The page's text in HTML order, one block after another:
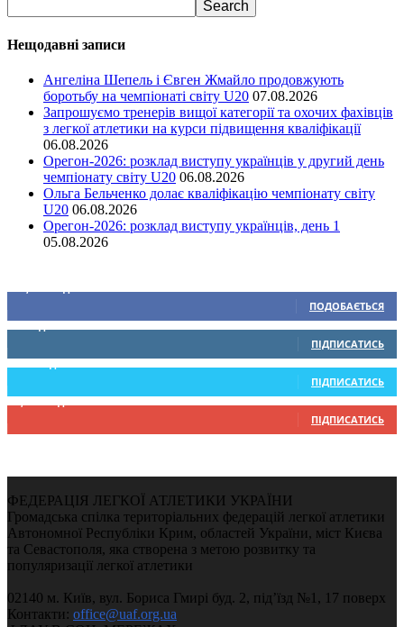
Нещодавні записи
Ангеліна Шепель і Євген Жмайло продовжують
боротьбу на чемпіонаті світу U20 07.08.2026
Запрошуємо тренерів вищої категорії та охочих фахівців
з легкої атлетики на курси підвищення кваліфікації
06.08.2026
Орегон-2026: розклад виступу українців у другий день
чемпіонату світу U20 06.08.2026
Ольга Бельченко долає кваліфікацію чемпіонату світу
U20 06.08.2026
Орегон-2026: розклад виступу українців, день 1
05.08.2026
ПОДОБАЄТЬСЯ
0 Підписників
ПІДПИСАТИСЬ
234 Підписників
ПІДПИСАТИСЬ
9,370 Підписників
ПІДПИСАТИСЬ
ФЕДЕРАЦІЯ ЛЕГКОЇ АТЛЕТИКИ УКРАЇНИ
Громадська спілка територіальних федерацій легкої атлетики
Автономної Республіки Крим, областей України, міст Києва
та Севастополя, яка створена з метою розвитку та
популяризації легкої атлетики
02140 м. Київ, вул. Бориса Гмирі буд. 2, під’їзд №1, 17 поверх
Контакти: office@uaf.org.ua